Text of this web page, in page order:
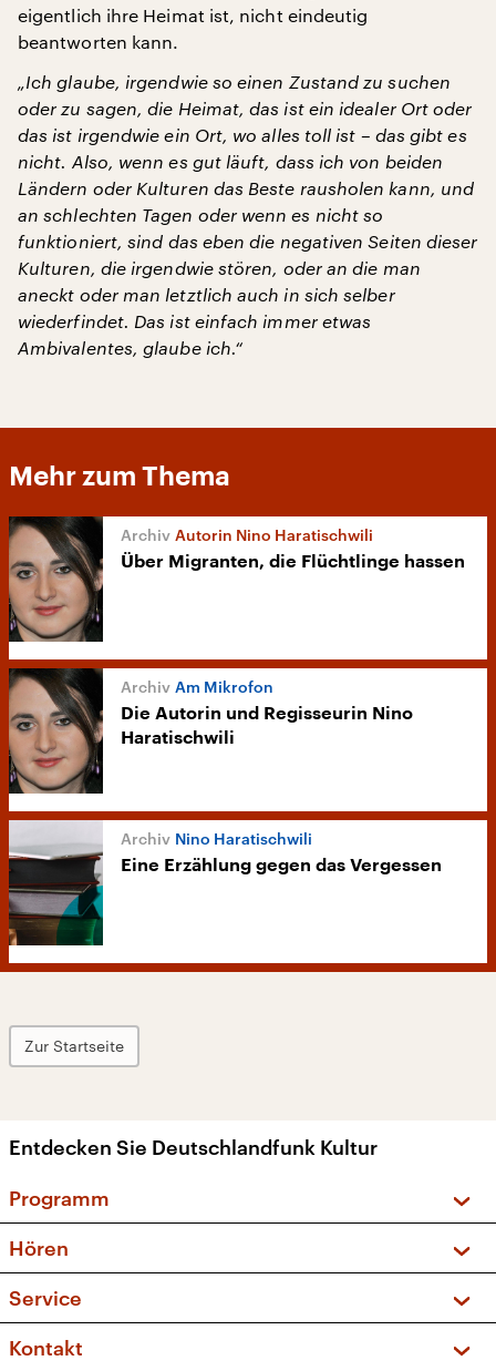
eigentlich ihre Heimat ist, nicht eindeutig
beantworten kann.
„Ich glaube, irgendwie so einen Zustand zu suchen
oder zu sagen, die Heimat, das ist ein idealer Ort oder
das ist irgendwie ein Ort, wo alles toll ist – das gibt es
nicht. Also, wenn es gut läuft, dass ich von beiden
Ländern oder Kulturen das Beste rausholen kann, und
an schlechten Tagen oder wenn es nicht so
funktioniert, sind das eben die negativen Seiten dieser
Kulturen, die irgendwie stören, oder an die man
aneckt oder man letztlich auch in sich selber
wiederfindet. Das ist einfach immer etwas
Ambivalentes, glaube ich.“
Mehr zum Thema
Autorin Nino Haratischwili
Über Migranten, die Flüchtlinge hassen
Am Mikrofon
Die Autorin und Regisseurin Nino
Haratischwili
Nino Haratischwili
Eine Erzählung gegen das Vergessen
Zur Startseite
Entdecken Sie Deutschlandfunk Kultur
Programm
Sendungen und Podcasts
Musikliste
Kakadu – Das Kinderprogramm
Hören
Frequenzen (UKW + DAB+)
Service
FAQ
Kontakt